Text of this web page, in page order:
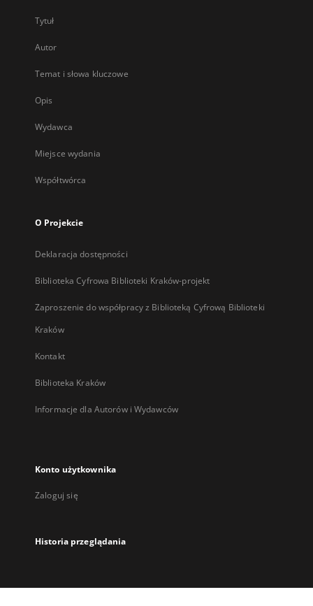
Tytuł
Autor
Temat i słowa kluczowe
Opis
Wydawca
Miejsce wydania
Współtwórca
O Projekcie
Deklaracja dostępności
Biblioteka Cyfrowa Biblioteki Kraków-projekt
Zaproszenie do współpracy z Biblioteką Cyfrową Biblioteki
Kraków
Kontakt
Biblioteka Kraków
Informacje dla Autorów i Wydawców
Konto użytkownika
Zaloguj się
Historia przeglądania